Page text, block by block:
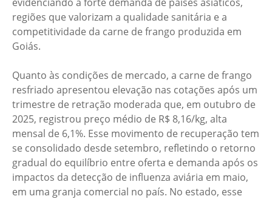
regiões que valorizam a qualidade sanitária e a
competitividade da carne de frango produzida em
Goiás.
Quanto às condições de mercado, a carne de frango
resfriado apresentou elevação nas cotações após um
trimestre de retração moderada que, em outubro de
2025, registrou preço médio de R$ 8,16/kg, alta
mensal de 6,1%. Esse movimento de recuperação tem
se consolidado desde setembro, refletindo o retorno
gradual do equilíbrio entre oferta e demanda após os
impactos da detecção de influenza aviária em maio,
em uma granja comercial no país. No estado, esse